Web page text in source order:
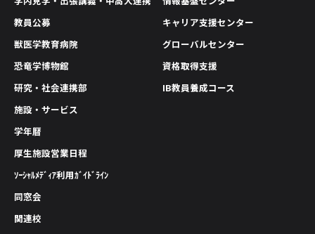
教員公募
獣医学教育病院
恐竜学博物館
研究・社会連携部
キャリア支援センター
グローバルセンター
資格取得支援
IB教員養成コース
施設・サービス
学年暦
厚生施設営業日程
ｿｰｼｬﾙﾒﾃﾞｨｱ利用ｶﾞｲﾄﾞﾗｲﾝ
同窓会
関連校